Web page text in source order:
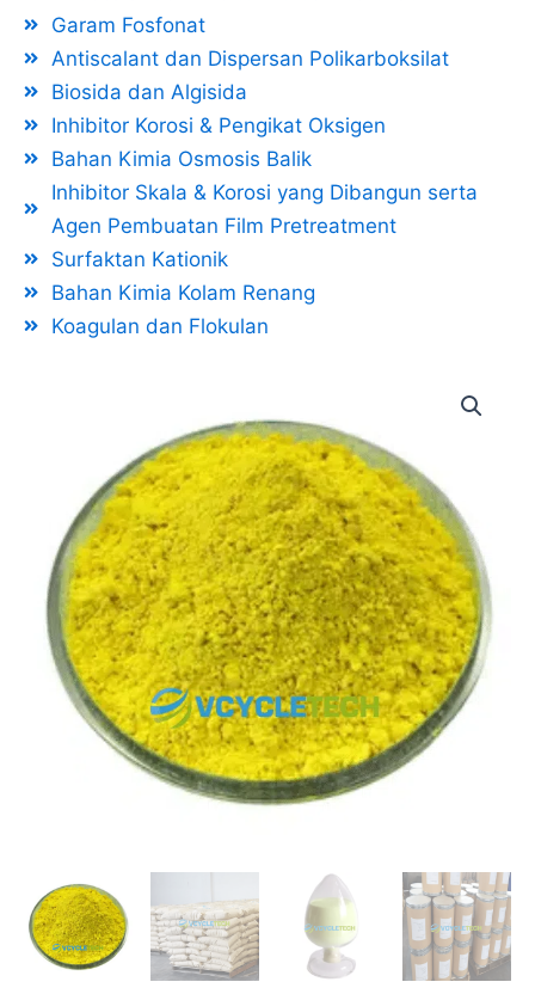
Garam Fosfonat
Antiscalant dan Dispersan Polikarboksilat
Biosida dan Algisida
Inhibitor Korosi & Pengikat Oksigen
Bahan Kimia Osmosis Balik
Inhibitor Skala & Korosi yang Dibangun serta
Agen Pembuatan Film Pretreatment
Surfaktan Kationik
Bahan Kimia Kolam Renang
Koagulan dan Flokulan